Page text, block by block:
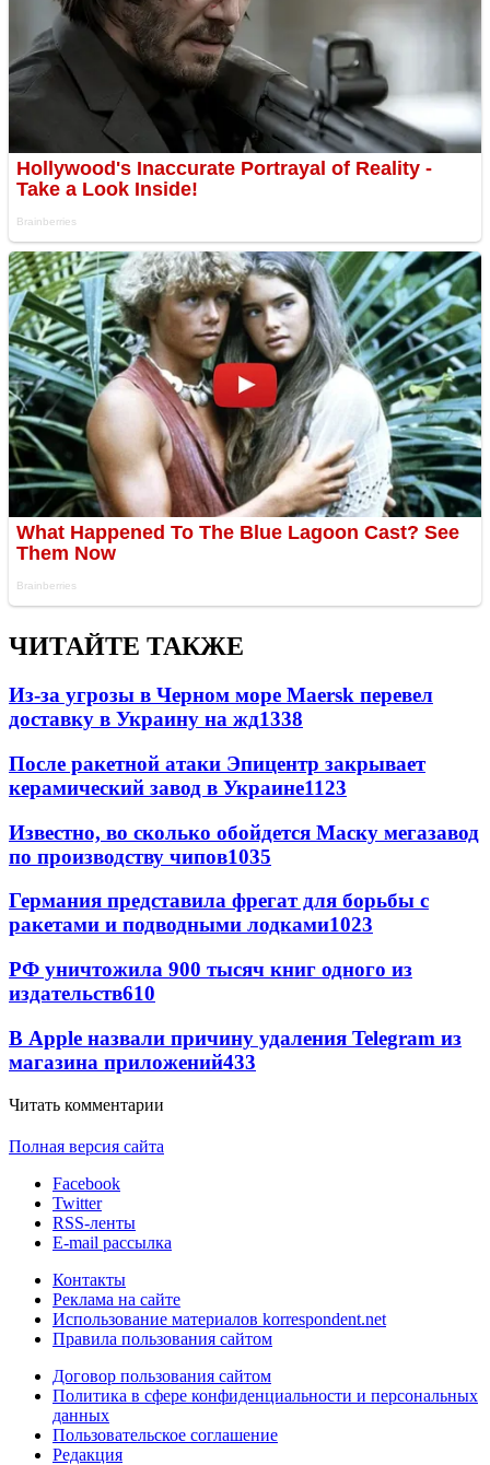
ЧИТАЙТЕ ТАКЖЕ
Из-за угрозы в Черном море Maersk перевел
доставку в Украину на жд1338
После ракетной атаки Эпицентр закрывает
керамический завод в Украине1123
Известно, во сколько обойдется Маску мегазавод
по производству чипов1035
Германия представила фрегат для борьбы с
ракетами и подводными лодками1023
РФ уничтожила 900 тысяч книг одного из
издательств610
В Apple назвали причину удаления Telegram из
магазина приложений433
Читать комментарии
Полная версия сайта
Facebook
Twitter
RSS-ленты
E-mail рассылка
Контакты
Реклама на сайте
Использование материалов korrespondent.net
Правила пользования сайтом
Договор пользования сайтом
Политика в сфере конфиденциальности и персональных
данных
Пользовательское соглашение
Редакция